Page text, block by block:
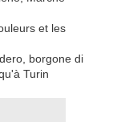
et les
borgone di
Turin